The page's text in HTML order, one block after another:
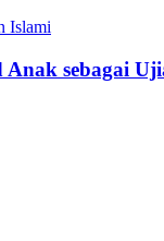
Islami
Anak sebagai